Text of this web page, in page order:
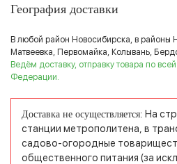
География доставки
В любой район Новосибирска, в районы
Матвеевка, Первомайка, Колывань,
Ведём доставку, отправку товара по
Федерации.
Доставка не осуществляется: На
станции метрополитена, в
садово-огородные
общественного питания (за